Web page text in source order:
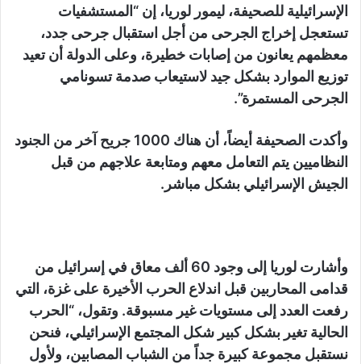
الإسرائيلية للصحيفة، ليمور لوريا، إن “المستشفيات
تستعجل إخراج الجرحى من أجل استقبال جرحى جدد،
معظمهم يعانون من إصابات خطيرة، وعلى الدولة أن تعيد
توزيع الموارد بشكل جيد لاستيعاب صدمة تسونامي
الجرحى المستمرة”.
وأكدت الصحيفة أيضاً، أن هناك 1000 جريح آخر من الجنود
النظاميين يتم التعامل معهم ومتابعة علاجهم من قبل
الجيش الإسرائيلي بشكل مباشر.
وأشارت لوريا إلى وجود 60 ألف معاق في إسرائيل من
قدامى المحاربين قبل اندلاع الحرب الأخيرة على غزة، التي
رفعت العدد إلى مستويات غير مسبوقة. وتقول، “الحرب
الحالية تغير بشكل كبير شكل المجتمع الإسرائيلي، فنحن
نستقبل مجموعة كبيرة جداً من الشباب المصابين، ولأول